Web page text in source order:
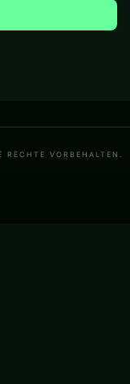
VORBEHALTEN.